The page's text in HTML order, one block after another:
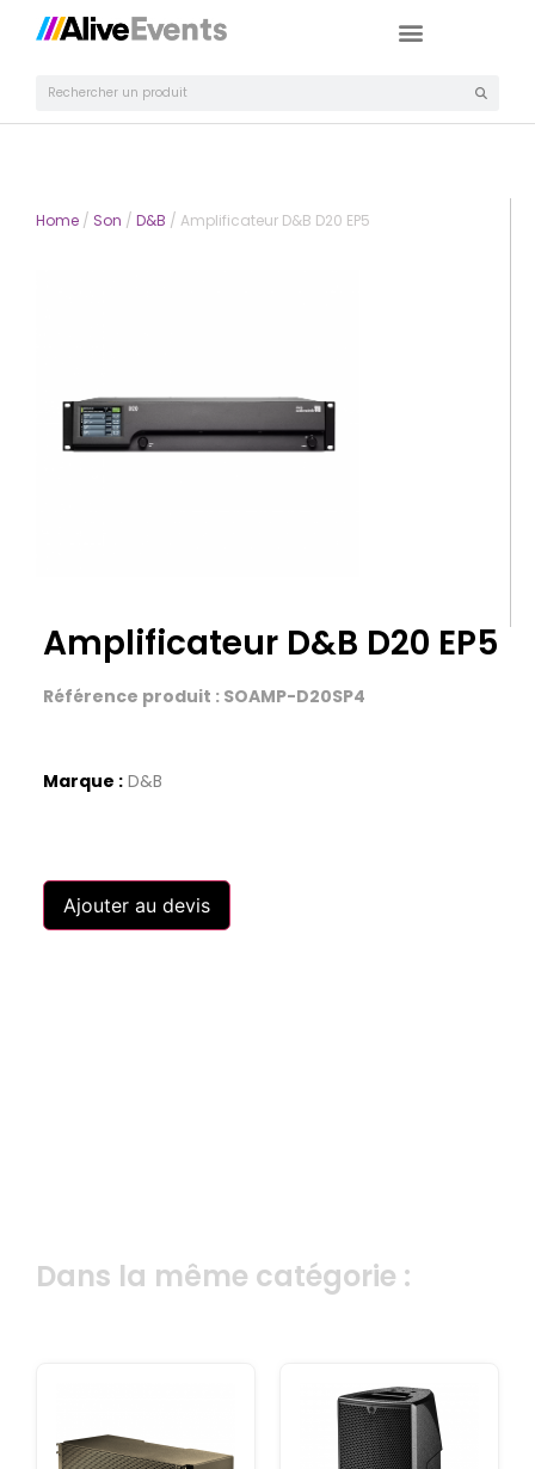
Home / Son / D&B / Amplificateur D&B D20 EP5
Amplificateur D&B D20 EP5
Référence produit : SOAMP-D20SP4
Marque : D&B
Ajouter au devis
Dans la même catégorie :